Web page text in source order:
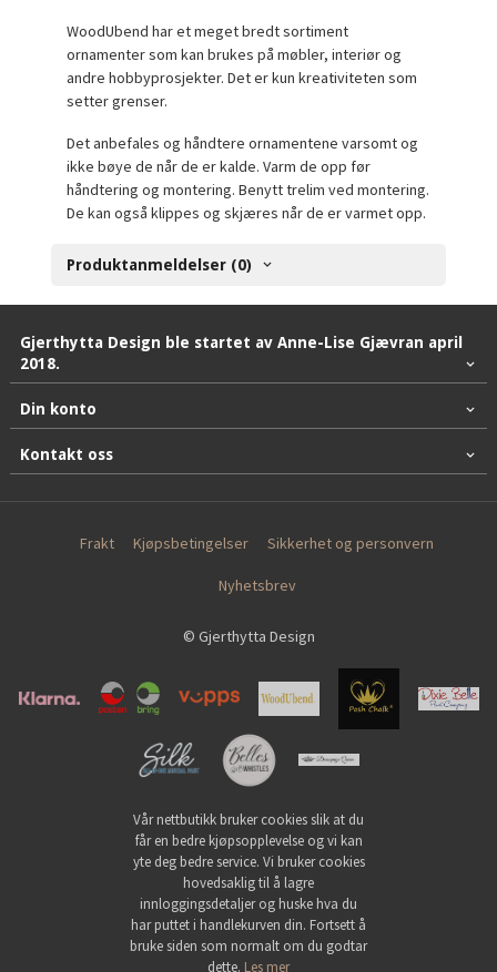
WoodUbend har et meget bredt sortiment
ornamenter som kan brukes på møbler, interiør og
andre hobbyprosjekter. Det er kun kreativiteten som
setter grenser.
Det anbefales og håndtere ornamentene varsomt og
ikke bøye de når de er kalde. Varm de opp før
håndtering og montering. Benytt trelim ved montering.
De kan også klippes og skjæres når de er varmet opp.
Produktanmeldelser (0)
Gjerthytta Design ble startet av Anne-Lise Gjævran april
2018.
Din konto
Kontakt oss
Frakt Kjøpsbetingelser Sikkerhet og personvern
Nyhetsbrev
© Gjerthytta Design
Vår nettbutikk bruker cookies slik at du
får en bedre kjøpsopplevelse og vi kan
yte deg bedre service. Vi bruker cookies
hovedsaklig til å lagre
innloggingsdetaljer og huske hva du
har puttet i handlekurven din. Fortsett å
bruke siden som normalt om du godtar
dette. Les mer